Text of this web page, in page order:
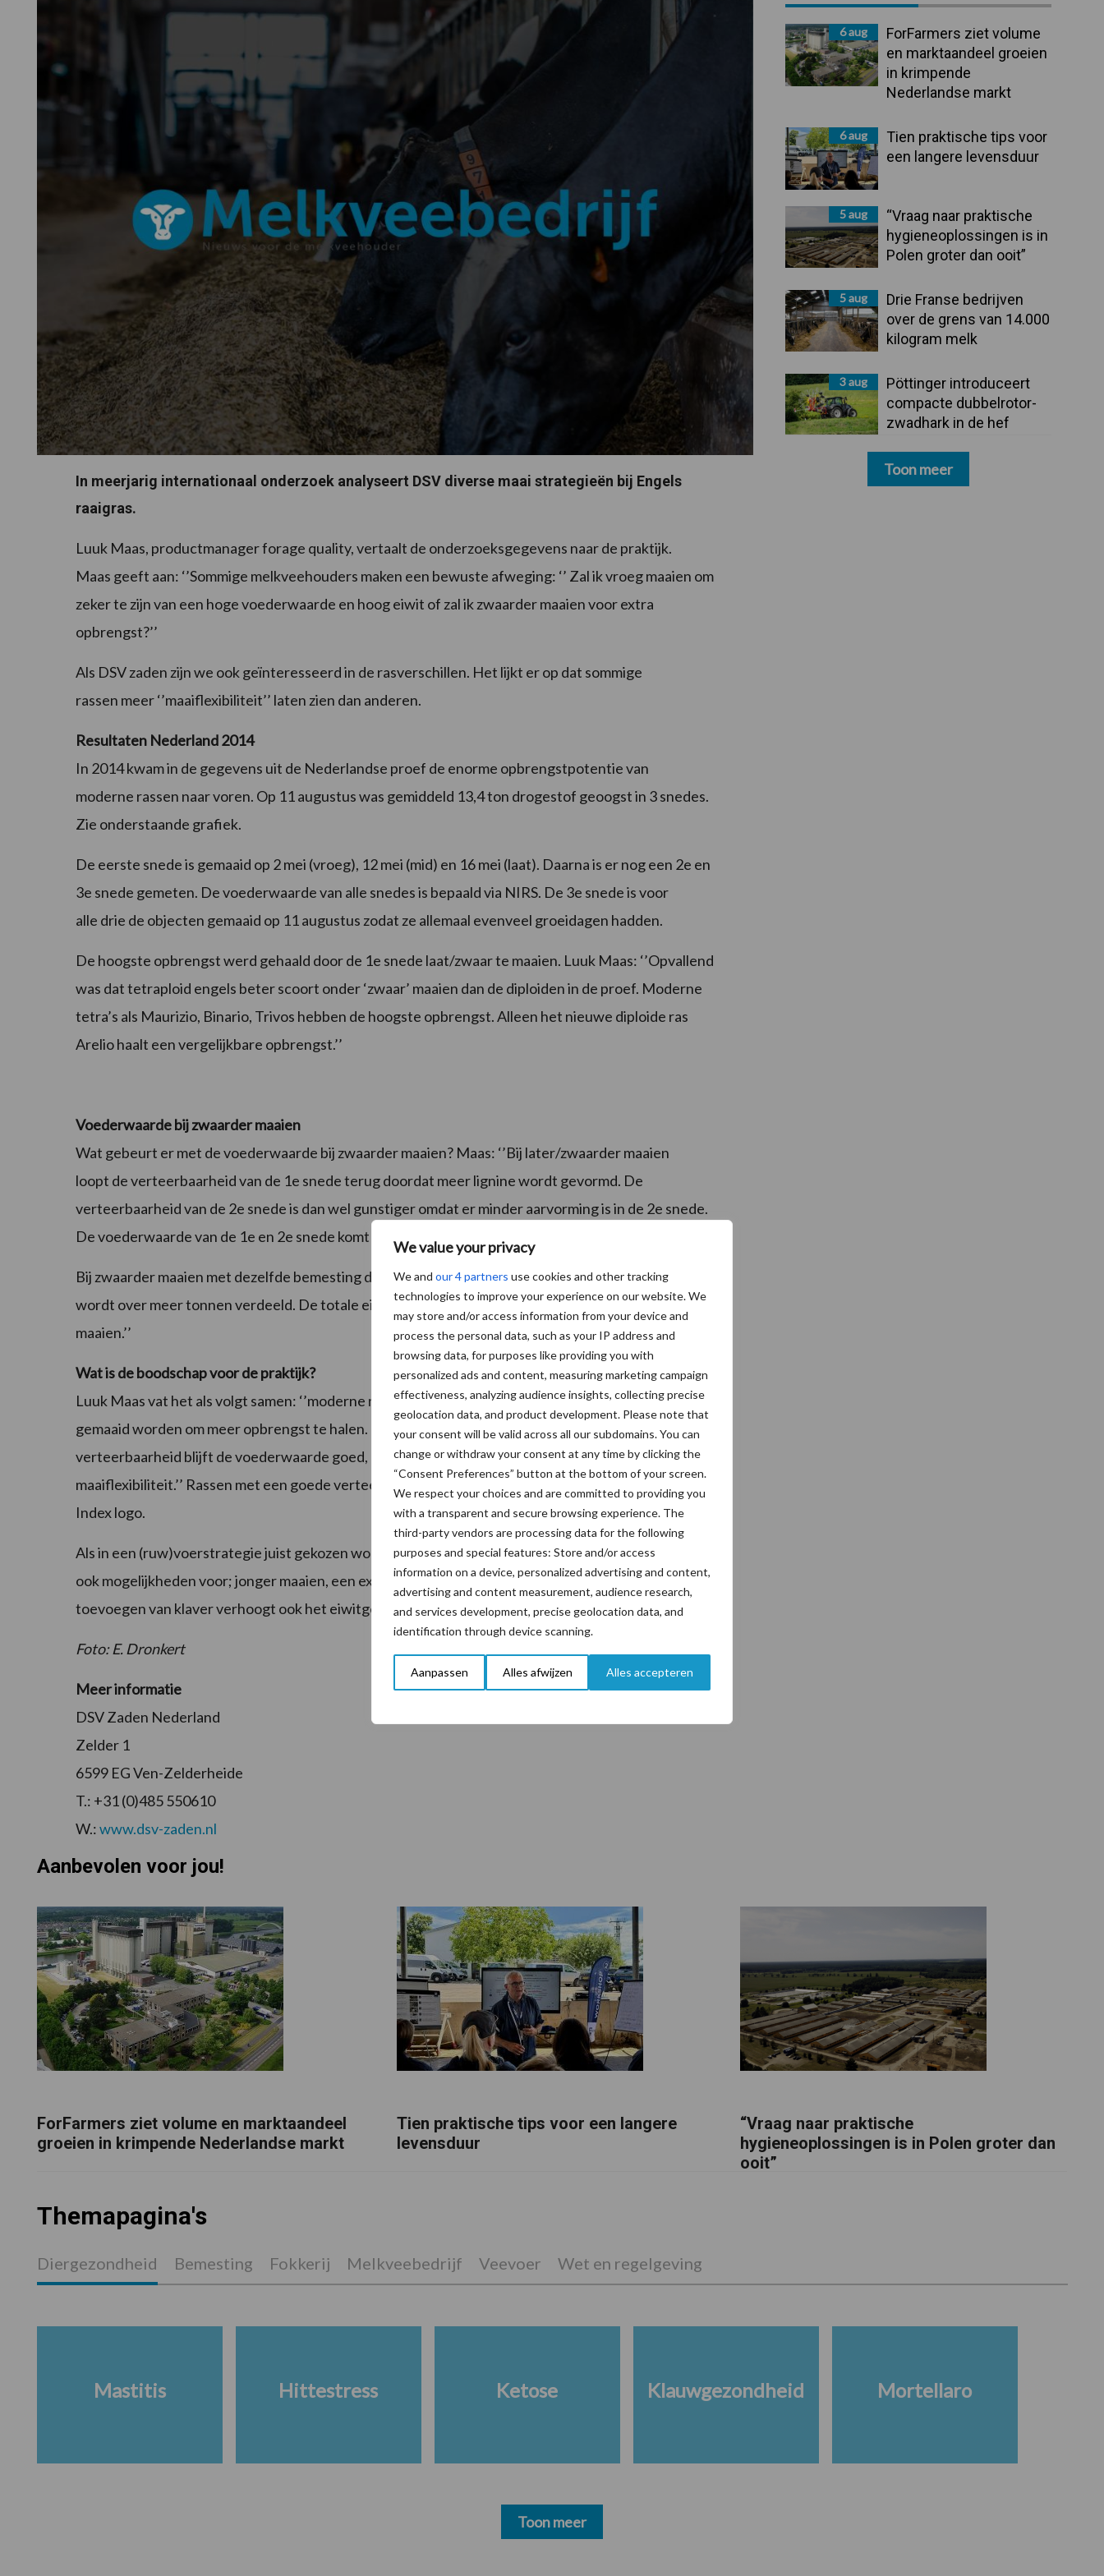
We value your privacy
We and our 4 partners use cookies and other tracking
technologies to improve your experience on our website. We
may store and/or access information from your device and
process the personal data, such as your IP address and
browsing data, for purposes like providing you with
personalized ads and content, measuring marketing campaign
effectiveness, analyzing audience insights, collecting precise
geolocation data, and product development. Please note that
your consent will be valid across all our subdomains. You can
change or withdraw your consent at any time by clicking the
“Consent Preferences” button at the bottom of your screen.
We respect your choices and are committed to providing you
with a transparent and secure browsing experience. The
third-party vendors are processing data for the following
purposes and special features: Store and/or access
information on a device, personalized advertising and content,
advertising and content measurement, audience research,
and services development, precise geolocation data, and
identification through device scanning.
Aanpassen Alles afwijzen Alles accepteren
In meerjarig internationaal onderzoek analyseert DSV diverse maai strategieën bij Engels
raaigras.
Luuk Maas, productmanager forage quality, vertaalt de onderzoeksgegevens naar de praktijk.
Maas geeft aan: ‘’Sommige melkveehouders maken een bewuste afweging: ‘’ Zal ik vroeg maaien om
zeker te zijn van een hoge voederwaarde en hoog eiwit of zal ik zwaarder maaien voor extra
opbrengst?’’
Als DSV zaden zijn we ook geïnteresseerd in de rasverschillen. Het lijkt er op dat sommige
rassen meer ‘’maaiflexibiliteit’’ laten zien dan anderen.
Resultaten Nederland 2014
In 2014 kwam in de gegevens uit de Nederlandse proef de enorme opbrengstpotentie van
moderne rassen naar voren. Op 11 augustus was gemiddeld 13,4 ton drogestof geoogst in 3 snedes.
Zie onderstaande grafiek.
De eerste snede is gemaaid op 2 mei (vroeg), 12 mei (mid) en 16 mei (laat). Daarna is er nog een 2e en
3e snede gemeten. De voederwaarde van alle snedes is bepaald via NIRS. De 3e snede is voor
alle drie de objecten gemaaid op 11 augustus zodat ze allemaal evenveel groeidagen hadden.
De hoogste opbrengst werd gehaald door de 1e snede laat/zwaar te maaien. Luuk Maas: ‘’Opvallend
was dat tetraploid engels beter scoort onder ‘zwaar’ maaien dan de diploiden in de proef. Moderne
tetra’s als Maurizio, Binario, Trivos hebben de hoogste opbrengst. Alleen het nieuwe diploide ras
Arelio haalt een vergelijkbare opbrengst.’’
Voederwaarde bij zwaarder maaien
Wat gebeurt er met de voederwaarde bij zwaarder maaien? Maas: ‘’Bij later/zwaarder maaien
loopt de verteerbaarheid van de 1e snede terug doordat meer lignine wordt gevormd. De
verteerbaarheid van de 2e snede is dan wel gunstiger omdat er minder aarvorming is in de 2e snede.
De voederwaarde van de 1e en 2e snede komt dichter bij elkaar te liggen.
Bij zwaarder maaien met dezelfde bemesting daalt het eiwitgehalte. Het geproduceerde eiwit
wordt over meer tonnen verdeeld. De totale eiwitproductie was gelijk bij vroeg, mid- en laat
maaien.’’
Wat is de boodschap voor de praktijk?
Luuk Maas vat het als volgt samen: ‘’moderne rassen Engels raaigras kunnen zwaarder
gemaaid worden om meer opbrengst te halen. Door te kiezen voor rassen met een goede
verteerbaarheid blijft de voederwaarde goed, ook bij een zwaardere snede. Dit noemen we
maaiflexibiliteit.’’ Rassen met een goede verteerbaarheid zijn bij DSV te herkennen aan het Milk
Index logo.
Als in een (ruw)voerstrategie juist gekozen wordt voor een hoger eiwitgehalte dan zijn daar
ook mogelijkheden voor; jonger maaien, een extra of een gedeelde kunstmest N-gift. Het
toevoegen van klaver verhoogt ook het eiwitgehalte maar vaak niet in de 1e snede.
Foto: E. Dronkert
Meer informatie
DSV Zaden Nederland
Zelder 1
6599 EG Ven-Zelderheide
T.: +31 (0)485 550610
W.:www.dsv-zaden.nl
Sidebar6 aug
ForFarmers ziet volume
en marktaandeel groeien
in krimpende
Nederlandse markt
6 aug
Tien praktische tips voor
een langere levensduur
5 aug
“Vraag naar praktische
hygieneoplossingen is in
Polen groter dan ooit”
5 aug
Drie Franse bedrijven
over de grens van 14.000
kilogram melk
3 aug
Pöttinger introduceert
compacte dubbelrotor-
zwadhark in de hef
Toon meer
Aanbevolen voor jou!
ForFarmers ziet volume en marktaandeel
groeien in krimpende Nederlandse markt
Tien praktische tips voor een langere
levensduur
“Vraag naar praktische
hygieneoplossingen is in Polen groter dan
ooit”
Themapagina's
Diergezondheid Bemesting Fokkerij Melkveebedrijf Veevoer Wet en regelgeving
Mastitis Hittestress Ketose Klauwgezondheid Mortellaro
Toon meer